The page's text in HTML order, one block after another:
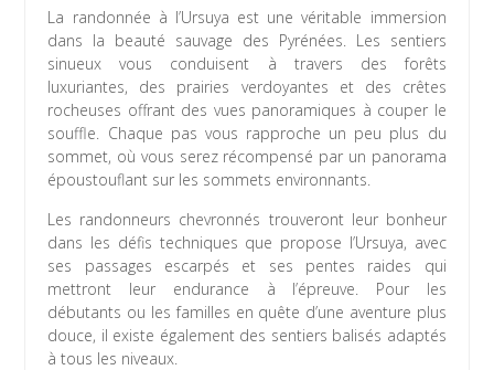
La randonnée à l’Ursuya est une véritable immersion
dans la beauté sauvage des Pyrénées. Les sentiers
sinueux vous conduisent à travers des forêts
luxuriantes, des prairies verdoyantes et des crêtes
rocheuses offrant des vues panoramiques à couper le
souffle. Chaque pas vous rapproche un peu plus du
sommet, où vous serez récompensé par un panorama
époustouflant sur les sommets environnants.
Les randonneurs chevronnés trouveront leur bonheur
dans les défis techniques que propose l’Ursuya, avec
ses passages escarpés et ses pentes raides qui
mettront leur endurance à l’épreuve. Pour les
débutants ou les familles en quête d’une aventure plus
douce, il existe également des sentiers balisés adaptés
à tous les niveaux.